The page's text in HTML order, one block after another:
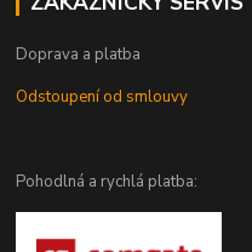
Doprava a platba
Odstoupení od smlouvy
Pohodlná a rychlá platba: